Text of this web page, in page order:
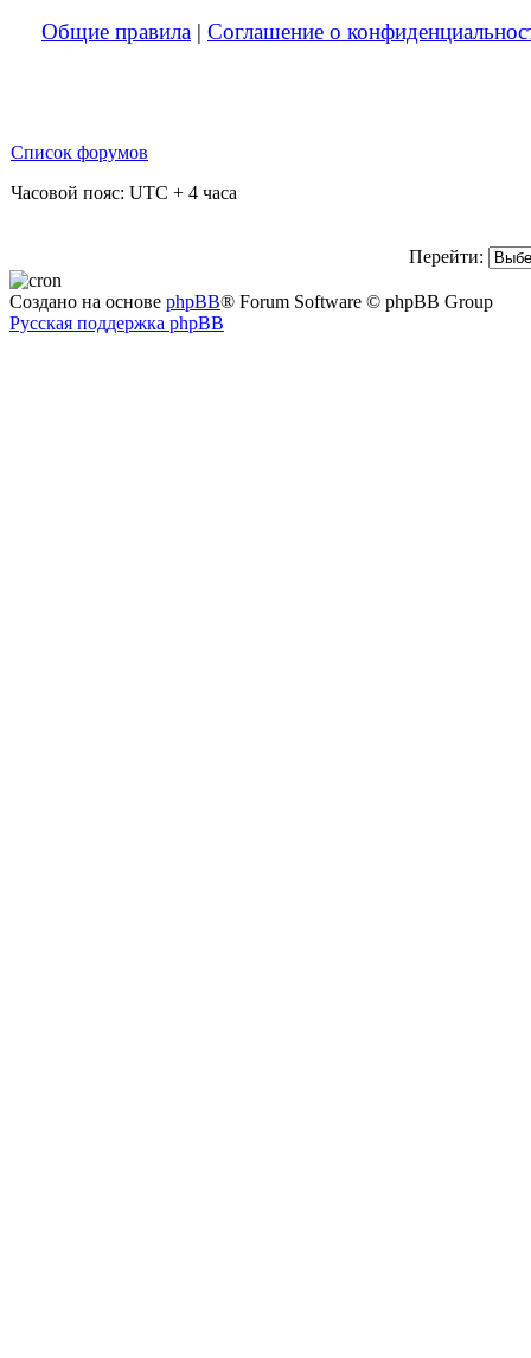
Общие правила | Соглашение о
Список форумов
Часовой пояс: UTC + 4 часа
Перейти:
Создано на основе phpBB® Forum Software © phpBB Group
Русская поддержка phpBB